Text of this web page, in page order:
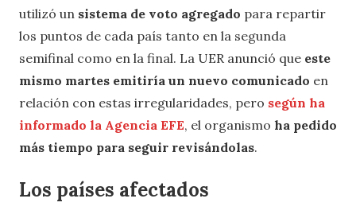
utilizó un sistema de voto agregado para repartir
los puntos de cada país tanto en la segunda
semifinal como en la final. La UER anunció que este
mismo martes emitiría un nuevo comunicado en
relación con estas irregularidades, pero según ha
informado la Agencia EFE, el organismo ha pedido
más tiempo para seguir revisándolas.
Los países afectados